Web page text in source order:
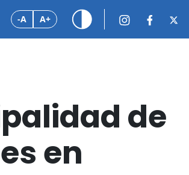
-A A+
de
en